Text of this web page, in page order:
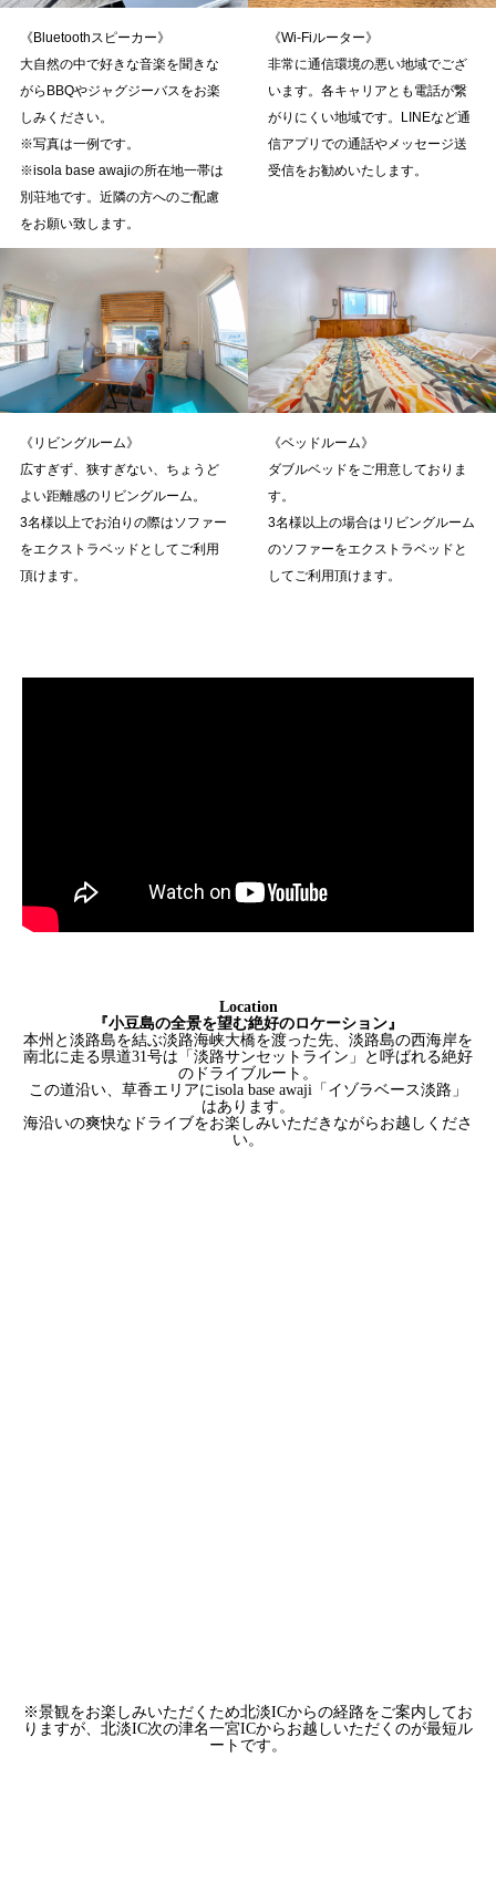
《Bluetoothスピーカー》
大自然の中で好きな音楽を聞きな
がらBBQやジャグジーバスをお楽
しみください。
※写真は一例です。
※isola base awajiの所在地一帯は
別荘地です。近隣の方へのご配慮
をお願い致します。
《Wi-Fiルーター》
非常に通信環境の悪い地域でござ
います。各キャリアとも電話が繋
がりにくい地域です。LINEなど通
信アプリでの通話やメッセージ送
受信をお勧めいたします。
《リビングルーム》
広すぎず、狭すぎない、ちょうど
よい距離感のリビングルーム。
3名様以上でお泊りの際はソファー
をエクストラベッドとしてご利用
頂けます。
《ベッドルーム》
ダブルベッドをご用意しておりま
す。
3名様以上の場合はリビングルーム
のソファーをエクストラベッドと
してご利用頂けます。
Location
『小豆島の全景を望む絶好のロケーション』
本州と淡路島を結ぶ淡路海峡大橋を渡った先、淡路島の西海岸を
南北に走る県道31号は「淡路サンセットライン」と呼ばれる絶好
のドライブルート。
この道沿い、草香エリアにisola base awaji「イゾラベース淡路」
はあります。
海沿いの爽快なドライブをお楽しみいただきながらお越しくださ
い。
※景観をお楽しみいただくため北淡ICからの経路をご案内してお
りますが、北淡IC次の津名一宮ICからお越しいただくのが最短ル
ートです。